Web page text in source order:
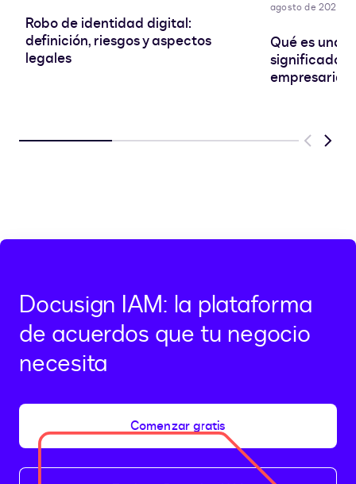
Robo de identidad digital:
definición, riesgos y aspectos
legales
agosto de 2026
Qué es una
significado
empresarial
Previous
Next
Docusign IAM: la plataforma
de acuerdos que tu negocio
necesita
Comenzar gratis